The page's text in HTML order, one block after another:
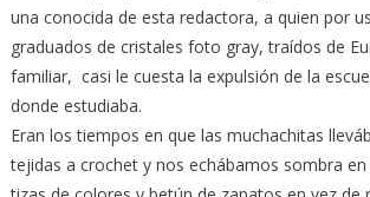
una conocida de esta redactora, a quien por
graduados de cristales foto gray, traídos de
familiar, casi le cuesta la expulsión de la
donde estudiaba.
Eran los tiempos en que las muchachitas
tejidas a crochet y nos echábamos sombra